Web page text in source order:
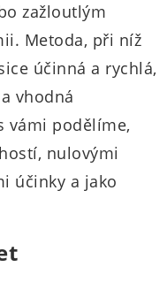
zažloutlým
Metoda, při níž
účinná a rychlá,
vhodná
vámi podělíme,
nulovými
účinky a jako